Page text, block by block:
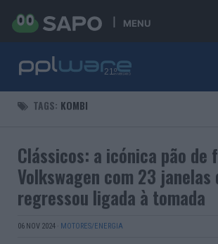
MENU
TAGS: KOMBI
Clássicos: a icónica pão de
Volkswagen com 23 janelas
regressou ligada à tomada
06 NOV 2024 · MOTORES/ENERGIA